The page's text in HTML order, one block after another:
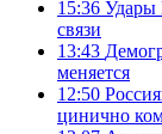
15:36 Удары
связи
13:43
меняется
12:50
цинично